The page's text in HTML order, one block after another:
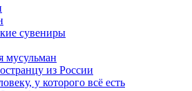
сувениры
мусульман
из России
у которого всё есть